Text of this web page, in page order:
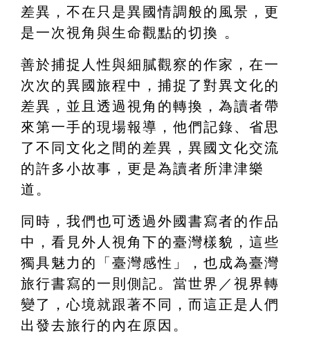
差異，不在只是異國情調般的風景，更
是一次視角與生命觀點的切換 。
善於捕捉人性與細膩觀察的作家，在一
次次的異國旅程中，捕捉了對異文化的
差異，並且透過視角的轉換，為讀者帶
來第一手的現場報導，他們記錄、省思
了不同文化之間的差異，異國文化交流
的許多小故事，更是為讀者所津津樂
道。
同時，我們也可透過外國書寫者的作品
中，看見外人視角下的臺灣樣貌，這些
獨具魅力的「臺灣感性」，也成為臺灣
旅行書寫的一則側記。當世界／視界轉
變了，心境就跟著不同，而這正是人們
出發去旅行的內在原因。